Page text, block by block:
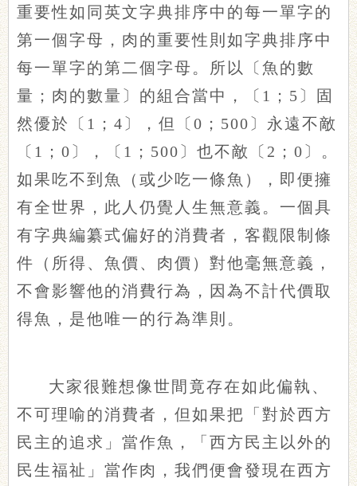
重要性如同英文字典排序中的每一單字的
第一個字母，肉的重要性則如字典排序中
每一單字的第二個字母。所以〔魚的數
量；肉的數量〕的組合當中，〔1；5〕固
然優於〔1；4〕，但〔0；500〕永遠不敵
〔1；0〕，〔1；500〕也不敵〔2；0〕。
如果吃不到魚（或少吃一條魚），即便擁
有全世界，此人仍覺人生無意義。一個具
有字典編纂式偏好的消費者，客觀限制條
件（所得、魚價、肉價）對他毫無意義，
不會影響他的消費行為，因為不計代價取
得魚，是他唯一的行為準則。
大家很難想像世間竟存在如此偏執、
不可理喻的消費者，但如果把「對於西方
民主的追求」當作魚，「西方民主以外的
民生福祉」當作肉，我們便會發現在西方